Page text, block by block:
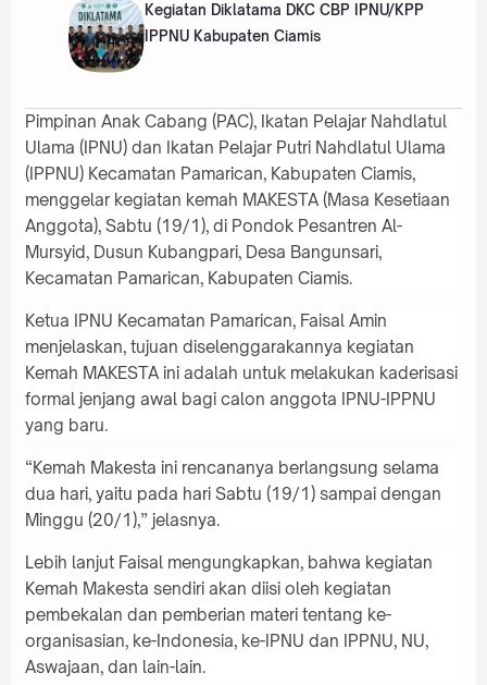
Kegiatan Diklatama DKC CBP IPNU/KPP
IPPNU Kabupaten Ciamis
Pimpinan Anak Cabang (PAC), Ikatan Pelajar Nahdlatul
Ulama (IPNU) dan Ikatan Pelajar Putri Nahdlatul Ulama
(IPPNU) Kecamatan Pamarican, Kabupaten Ciamis,
menggelar kegiatan kemah MAKESTA (Masa Kesetiaan
Anggota), Sabtu (19/1), di Pondok Pesantren Al-
Mursyid, Dusun Kubangpari, Desa Bangunsari,
Kecamatan Pamarican, Kabupaten Ciamis.
Ketua IPNU Kecamatan Pamarican, Faisal Amin
menjelaskan, tujuan diselenggarakannya kegiatan
Kemah MAKESTA ini adalah untuk melakukan kaderisasi
formal jenjang awal bagi calon anggota IPNU-IPPNU
yang baru.
“Kemah Makesta ini rencananya berlangsung selama
dua hari, yaitu pada hari Sabtu (19/1) sampai dengan
Minggu (20/1),” jelasnya.
Lebih lanjut Faisal mengungkapkan, bahwa kegiatan
Kemah Makesta sendiri akan diisi oleh kegiatan
pembekalan dan pemberian materi tentang ke-
organisasian, ke-Indonesia, ke-IPNU dan IPPNU, NU,
Aswajaan, dan lain-lain.